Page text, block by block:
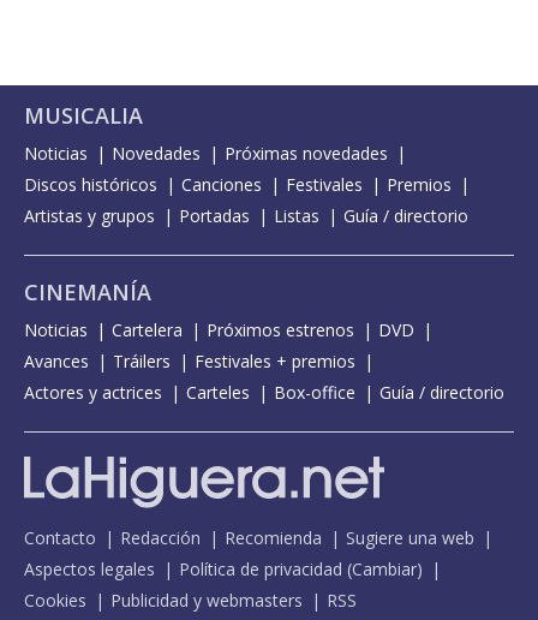
MUSICALIA
Noticias Novedades
Próximas novedades
Discos históricos
Canciones Festivales
Premios
Artistas y grupos
Portadas Listas Guía / directorio
CINEMANÍA
Noticias Cartelera Próximos estrenos
DVD
Avances
Tráilers
Festivales + premios
Actores y actrices
Carteles Box-office Guía / directorio
Contacto Redacción Recomienda
Sugiere una web
Aspectos legales
Política de privacidad (Cambiar)
Cookies
Publicidad y webmasters RSS